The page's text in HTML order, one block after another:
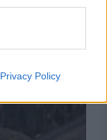
Privacy Policy